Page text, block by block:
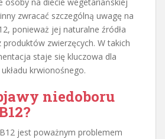
zwracać szczególną uwagę na
ponieważ jej naturalne źródła
produktów zwierzęcych. W takich
staje się kluczowa dla
krwionośnego.
niedoboru
jest poważnym problemem